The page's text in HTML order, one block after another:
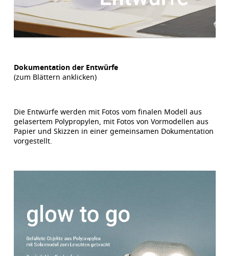
Dokumentation der Entwürfe
(zum Blättern anklicken)
Die Entwürfe werden mit Fotos vom finalen Modell aus
gelasertem Polypropylen, mit Fotos von Vormodellen aus
Papier und Skizzen in einer gemeinsamen Dokumentation
vorgestellt.